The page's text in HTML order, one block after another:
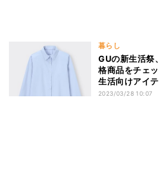
暮らし
GUの新生活祭
格商品をチェ
生活向けアイ
2023/03/28 10:07